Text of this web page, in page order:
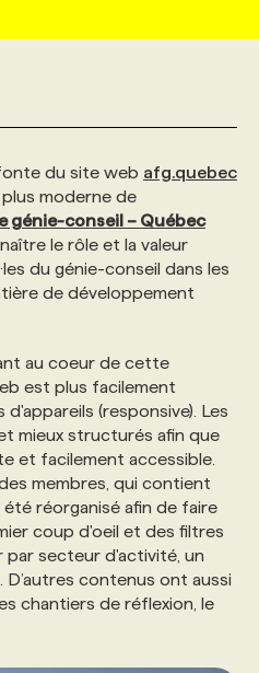
LIGNE
NOS FORMATIONS
DE TÊTE
du site web afg.quebec
moderne de
génie-conseil – Québec
le rôle et la valeur
du génie-conseil dans les
de développement
au coeur de cette
est plus facilement
(responsive). Les
mieux structurés afin que
et facilement accessible.
membres, qui contient
réorganisé afin de faire
coup d'oeil et des filtres
secteur d'activité, un
contenus ont aussi
chantiers de réflexion, le